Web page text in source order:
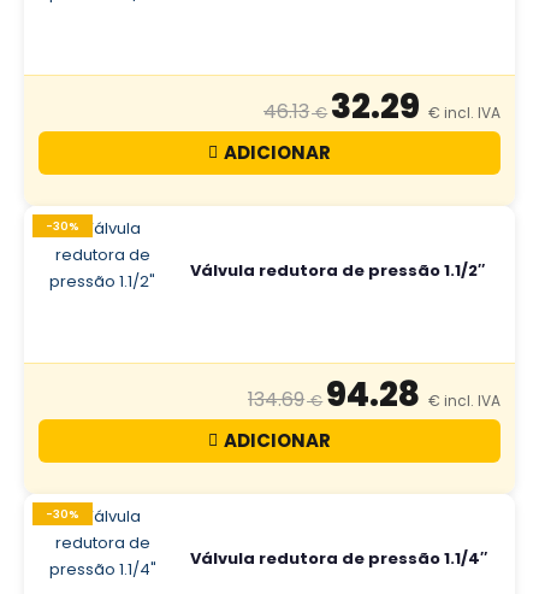
46.13 32.29
ADICIONAR
-30%
Válvula redutora de pressão 1.1/2″
134.69 94.28
ADICIONAR
-30%
Válvula redutora de pressão 1.1/4″